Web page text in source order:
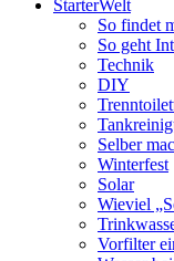
StarterWelt
So findet
So geht
Technik
DIY
Selber
Winterfest
Solar
Wieviel
Vorfilter